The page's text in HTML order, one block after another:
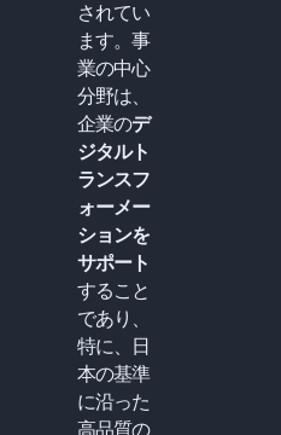
されてい
ます。事
業の中心
分野は、
企業のデ
ジタルト
ランスフ
ォーメー
ションを
サポート
すること
であり、
特に、日
本の基準
に沿った
高品質の